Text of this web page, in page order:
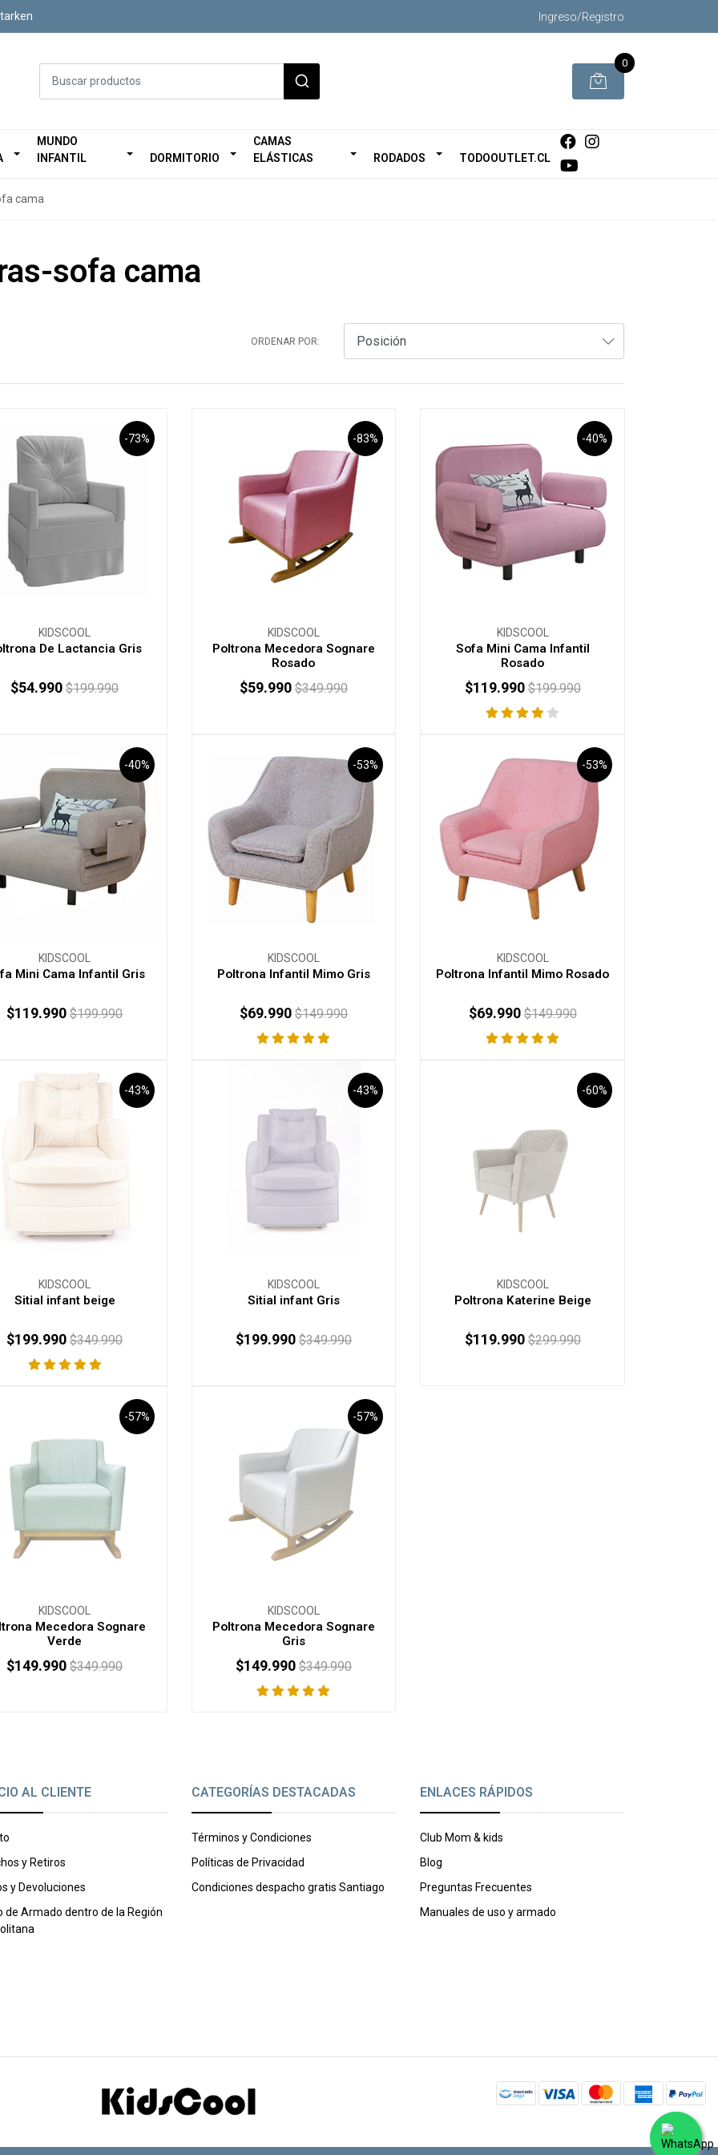
Ingreso/Registro
0
MUNDO
INFANTIL
DORMITORIO
CAMAS
ELÁSTICAS
RODADOS TODOOUTLET.CL
cama
sofa cama
ORDENAR POR:
-73%
KIDSCOOL
De Lactancia Gris
+
$54.990 $199.990
-83%
KIDSCOOL
Poltrona Mecedora Sognare
Rosado
+
$59.990 $349.990
-40%
KIDSCOOL
Sofa Mini Cama Infantil
Rosado
+
$119.990 $199.990
-40%
KIDSCOOL
Mini Cama Infantil Gris
+
$119.990 $199.990
-53%
KIDSCOOL
Poltrona Infantil Mimo Gris
+
$69.990 $149.990
-53%
KIDSCOOL
Poltrona Infantil Mimo Rosado
+
$69.990 $149.990
-43%
KIDSCOOL
Sitial infant beige
AGOTADO
$199.990 $349.990
-43%
KIDSCOOL
Sitial infant Gris
AGOTADO
$199.990 $349.990
-60%
KIDSCOOL
Poltrona Katerine Beige
AGOTADO
$119.990 $299.990
-57%
KIDSCOOL
Mecedora Sognare
Verde
AGOTADO
$149.990 $349.990
-57%
KIDSCOOL
Poltrona Mecedora Sognare
Gris
AGOTADO
$149.990 $349.990
AL CLIENTE
y Retiros
y Devoluciones
de Armado dentro de la Región
CATEGORÍAS DESTACADAS
Términos y Condiciones
Políticas de Privacidad
Condiciones despacho gratis Santiago
ENLACES RÁPIDOS
Club Mom & kids
Blog
Preguntas Frecuentes
Manuales de uso y armado